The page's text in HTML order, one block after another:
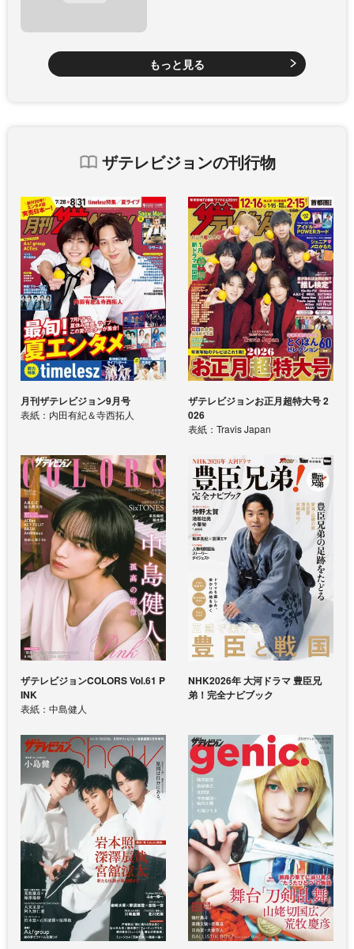
もっと見る
ザテレビジョンの刊行物
月刊ザテレビジョン9月号
表紙：内田有紀＆寺西拓人
ザテレビジョンお正月超特大号 2
026
表紙：Travis Japan
ザテレビジョンCOLORS Vol.61 P
INK
表紙：中島健人
NHK2026年 大河ドラマ 豊臣兄
弟！完全ナビブック